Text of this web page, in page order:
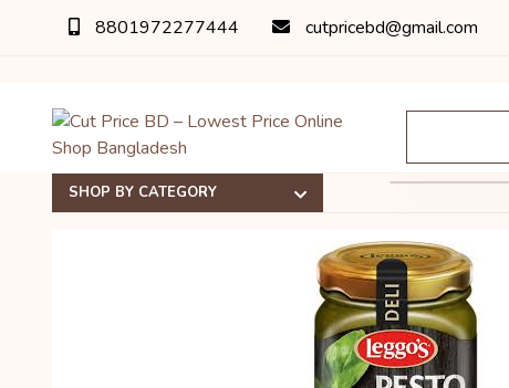
8801972277444 cutpricebd@gmail.com
SHOP BY CATEGORY